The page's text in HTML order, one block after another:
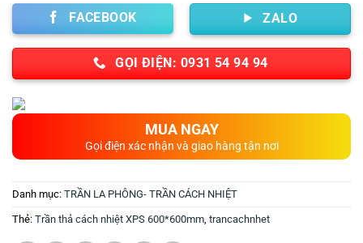
FACEBOOK ZALO
GỌI ĐIỆN: 0931 54 94 94
MUA NGAY
Gọi điện xác nhận và giao hàng tận nơi
Danh mục: TRẦN LA PHÔNG- TRẦN CÁCH NHIỆT
Thẻ: Trần thả cách nhiệt XPS 600*600mm trancachnhet